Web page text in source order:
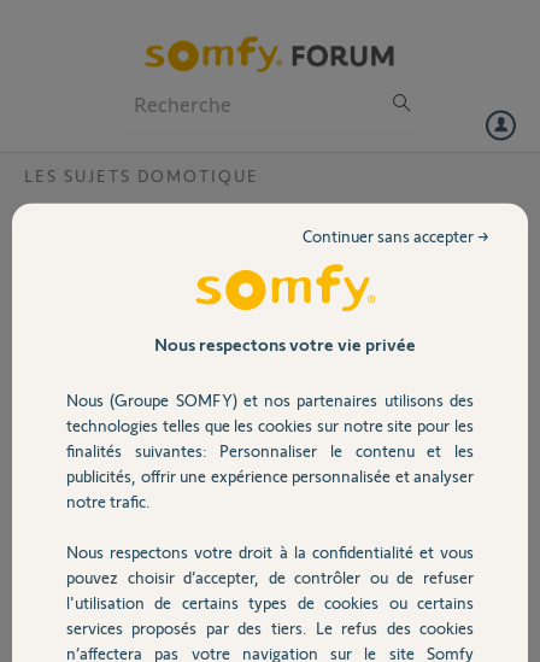
Volet
Sécurité
Domotique
Chauffage
Autres produits
LES SUJETS DOMOTIQUE
Déconnexion Hue de la bas tahoma
Mon pin 1203-7716-3659
Merci,
Julien H.
il y a plus de 5 ans
Participer au fil de discussion
Réponses
Nous respectons votre vie privée
Nous (Groupe SOMFY) et nos partenaires utilisons des
technologies telles que les cookies sur notre site pour les
finalités suivantes: Personnaliser le contenu et les
publicités, offrir une expérience personnalisée et analyser
notre trafic.
Nous respectons votre droit à la confidentialité et vous
pouvez choisir d’accepter, de contrôler ou de refuser
l'utilisation de certains types de cookies ou certains
services proposés par des tiers. Le refus des cookies
n’affectera pas votre navigation sur le site Somfy
Continuer sans accepter →